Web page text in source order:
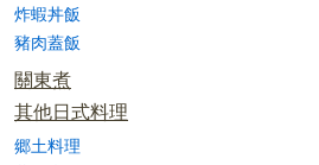
炸蝦丼飯
豬肉蓋飯
關東煮
其他日式料理
郷土料理